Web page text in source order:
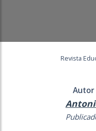
Revista
Autor